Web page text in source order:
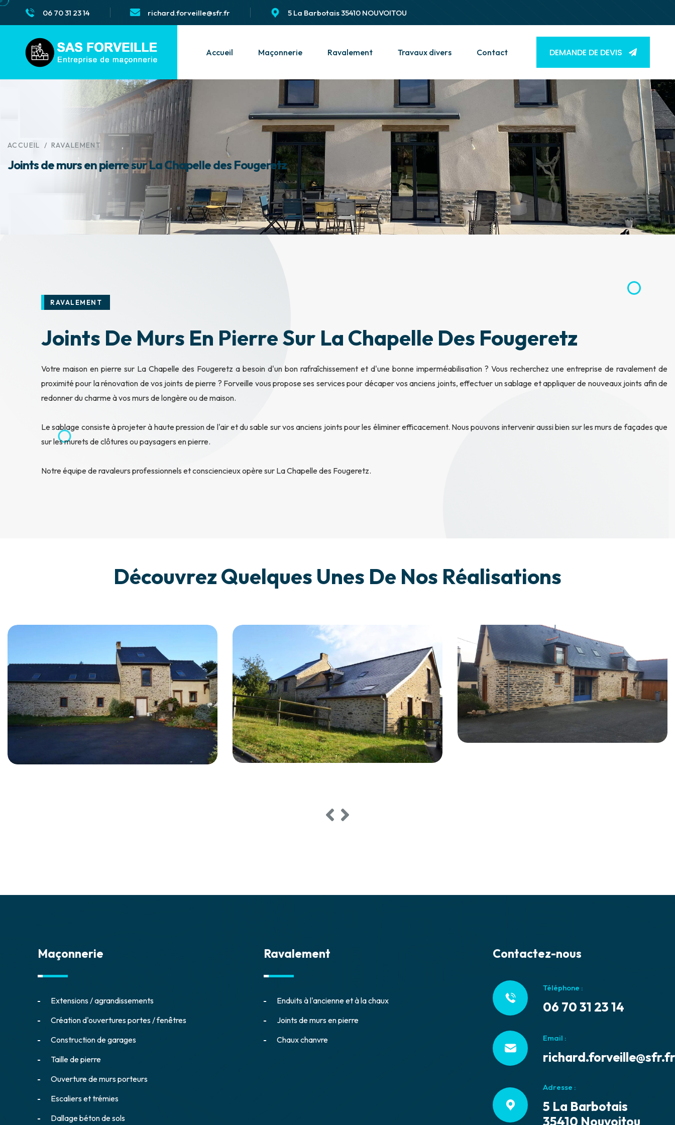
06 70 31 23 14 richard.forveille@sfr.fr 5 La Barbotais 35410 NOUVOITOU
Accueil Maçonnerie Ravalement Travaux divers Contact DEMANDE DE DEVIS
ACCUEIL / RAVALEMENT
Joints de murs en pierre sur La Chapelle des Fougeretz
RAVALEMENT
Joints De Murs En Pierre Sur La Chapelle Des Fougeretz
Votre maison en pierre sur La Chapelle des Fougeretz a besoin d'un bon rafraîchissement et d'une bonne imperméabilisation ? Vous recherchez une entreprise de ravalement de
proximité pour la rénovation de vos joints de pierre ? Forveille vous propose ses services pour décaper vos anciens joints, effectuer un sablage et appliquer de nouveaux joints afin de
redonner du charme à vos murs de longère ou de maison.
Le sablage consiste à projeter à haute pression de l'air et du sable sur vos anciens joints pour les éliminer efficacement. Nous pouvons intervenir aussi bien sur les murs de façades que
sur les murets de clôtures ou paysagers en pierre.
Notre équipe de ravaleurs professionnels et consciencieux opère sur La Chapelle des Fougeretz.
Découvrez Quelques Unes De Nos Réalisations
Maçonnerie
Extensions / agrandissements
Création d'ouvertures portes / fenêtres
Construction de garages
Taille de pierre
Ouverture de murs porteurs
Escaliers et trémies
Dallage béton de sols
Ravalement
Enduits à l'ancienne et à la chaux
Joints de murs en pierre
Chaux chanvre
Contactez-nous
Téléphone :
06 70 31 23 14
Email :
richard.forveille@sfr.fr
Adresse :
5 La Barbotais
35410 Nouvoitou